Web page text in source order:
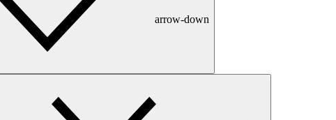
arrow-down